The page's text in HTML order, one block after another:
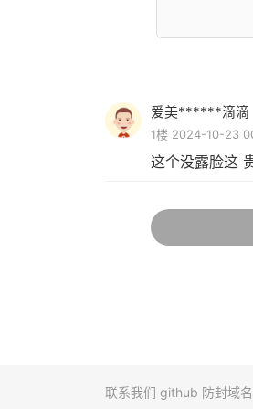
爱美******滴滴
1楼 2024-10-23
这个没露脸这
联系我们 github 防封域名